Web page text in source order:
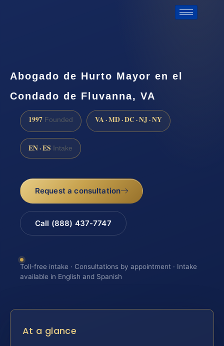
Abogado de Hurto Mayor en el
Condado de Fluvanna, VA
1997 Founded VA · MD · DC · NJ · NY
EN · ES Intake
Request a consultation
Call (888) 437-7747
Toll-free intake · Consultations by appointment · Intake
available in English and Spanish
At a glance